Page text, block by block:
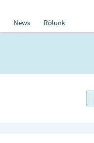
News
Rólunk